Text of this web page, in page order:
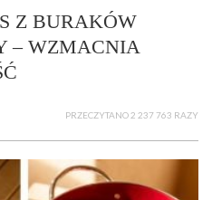
Z BURAKÓW
– WZMACNIA
PRZECZYTANO 2 237 763 RAZY